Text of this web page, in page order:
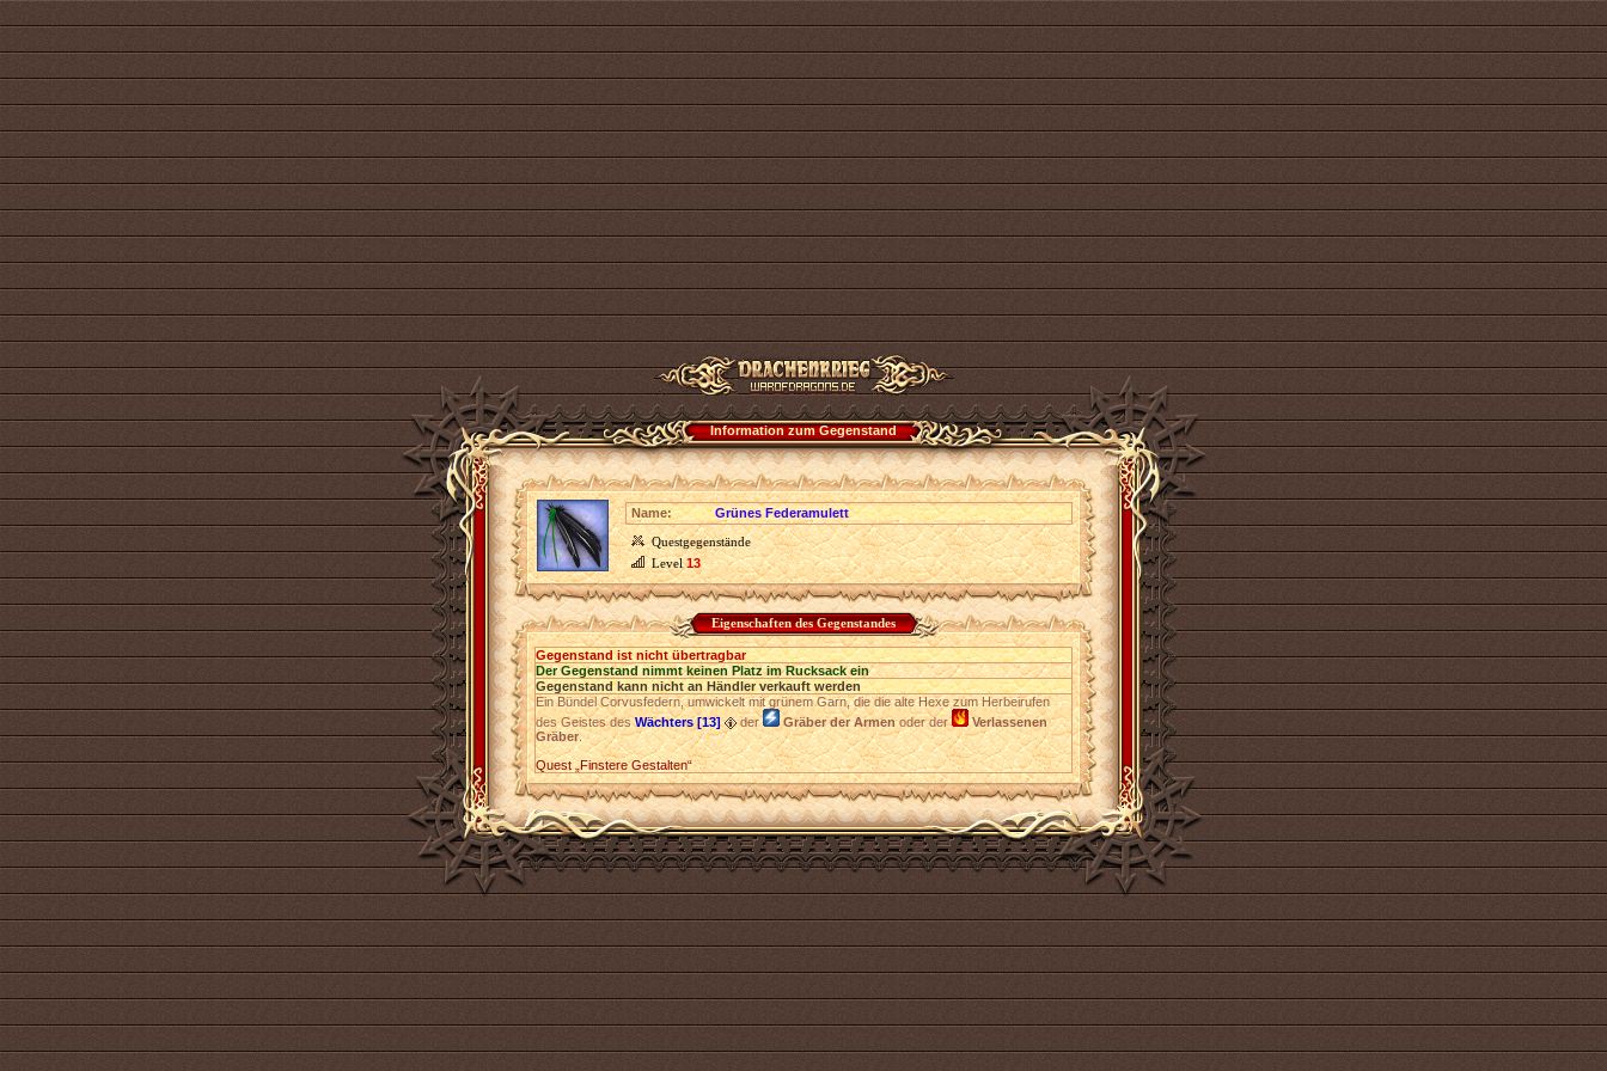
Information zum Gegenstand
Name:
Grünes Federamulett
Questgegenstände
Level13
Eigenschaften des Gegenstandes
Gegenstand ist nicht übertragbar
Der Gegenstand nimmt keinen Platz im Rucksack ein
Gegenstand kann nicht an Händler verkauft werden
Ein Bündel Corvusfedern, umwickelt mit grünem Garn, die die alte Hexe zum Herbeirufen
des Geistes desWächters [13] der Gräber der Armenoder der
Verlassenen
Gräber.
Quest „Finstere Gestalten“